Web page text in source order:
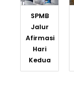
SPMB
Jalur
Afirmasi
Hari
Kedua